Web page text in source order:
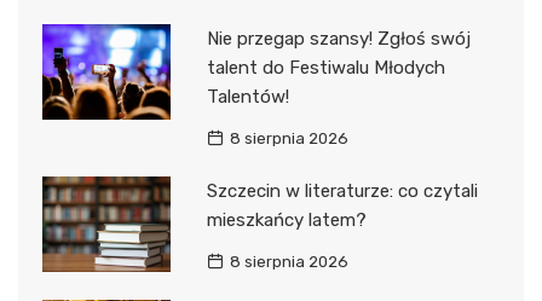
Nie przegap szansy! Zgłoś swój
talent do Festiwalu Młodych
Talentów!
8 sierpnia 2026
Szczecin w literaturze: co czytali
mieszkańcy latem?
8 sierpnia 2026